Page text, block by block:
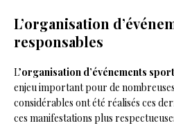
L’organisation
responsables
L’organisation d’événements
enjeu important pour de
considérables ont été réalisés ces
ces manifestations plus